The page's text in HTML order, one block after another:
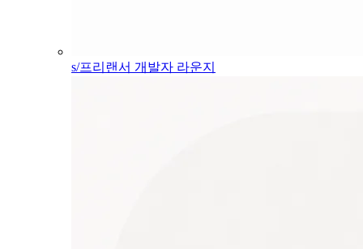
s/프리랜서 개발자 라운지